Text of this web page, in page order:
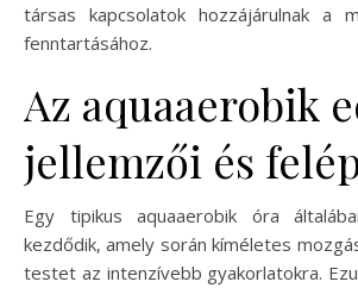
társas kapcsolatok hozzájárulnak a
fenntartásához.
Az aquaaerobik
jellemzői és
Egy tipikus aquaaerobik óra
kezdődik, amely során kíméletes
testet az intenzívebb gyakorlatokra.